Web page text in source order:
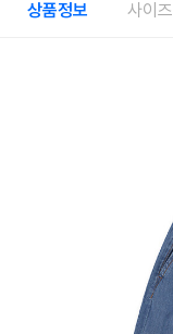
상품정보 사이즈